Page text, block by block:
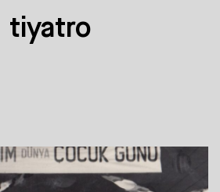
tiyatro